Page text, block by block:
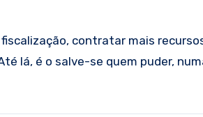
contratar mais
lá, é o salve-se quem puder,